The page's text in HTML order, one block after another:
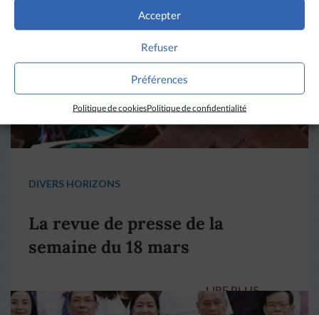
Accepter
Refuser
Préférences
Politique de cookiesPolitique de confidentialité
DIVERS HORIZONS
La revue de presse de la
semaine du 18 mars
LIRE PLUS →